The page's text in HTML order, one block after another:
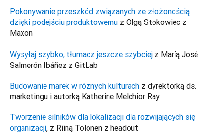
Pokonywanie przeszkód związanych ze złożonością
dzięki podejściu produktowemu z Olgą Stokowiec z
Wysyłaj szybko, tłumacz jeszcze szybciej z Maríą José
Salmerón Ibáñez z GitLab
Budowanie marek w różnych kulturach z dyrektorką ds.
marketingu i autorką Katherine Melchior Ray
Tworzenie silników dla lokalizacji dla rozwijających się
organizacji, z Riiną Tolonen z headout